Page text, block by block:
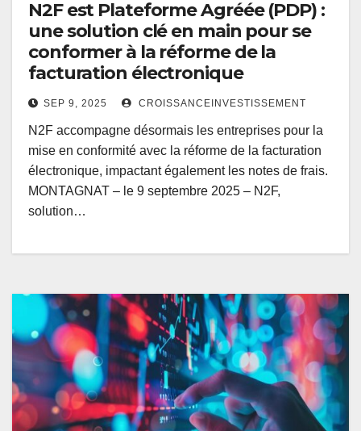
N2F est Plateforme Agréée (PDP) :
une solution clé en main pour se
conformer à la réforme de la
facturation électronique
SEP 9, 2025 CROISSANCEINVESTISSEMENT
N2F accompagne désormais les entreprises pour la
mise en conformité avec la réforme de la facturation
électronique, impactant également les notes de frais.
MONTAGNAT – le 9 septembre 2025 – N2F,
solution…